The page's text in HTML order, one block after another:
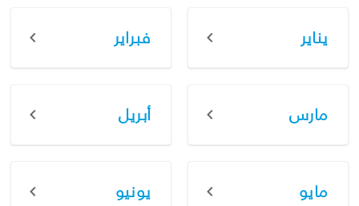
يناير فبراير
مارس أبريل
مايو يونيو